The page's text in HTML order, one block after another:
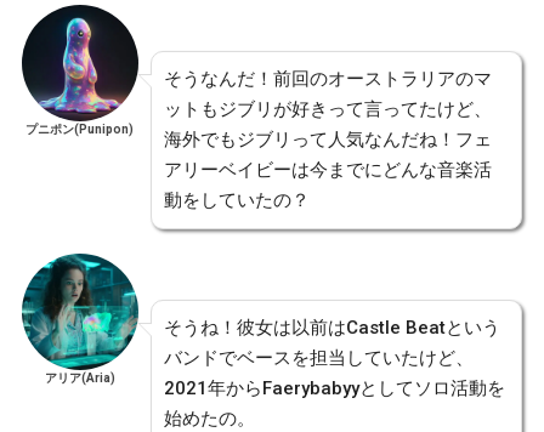
プニポン(Punipon)
そうなんだ！前回のオーストラリアのマ
ットもジブリが好きって言ってたけど、
海外でもジブリって人気なんだね！フェ
アリーベイビーは今までにどんな音楽活
動をしていたの？
アリア(Aria)
そうね！彼女は以前はCastle Beatという
バンドでベースを担当していたけど、
2021年からFaerybabyyとしてソロ活動を
始めたの。